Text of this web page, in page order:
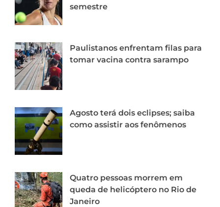
semestre
Paulistanos enfrentam filas para
tomar vacina contra sarampo
Agosto terá dois eclipses; saiba
como assistir aos fenômenos
Quatro pessoas morrem em
queda de helicóptero no Rio de
Janeiro